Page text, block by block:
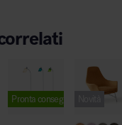
Pronta consegna